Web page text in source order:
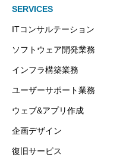
SERVICES
ITコンサルテーション
ソフトウェア開発業務
インフラ構築業務
ユーザーサポート業務
ウェブ&アプリ作成
企画デザイン
復旧サービス